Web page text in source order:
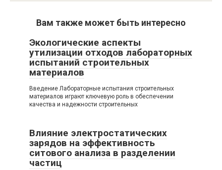
Вам также может быть интересно
Экологические аспекты
утилизации отходов лабораторных
испытаний строительных
материалов
Введение Лабораторные испытания строительных
материалов играют ключевую роль в обеспечении
качества и надежности строительных
Влияние электростатических
зарядов на эффективность
ситового анализа в разделении
частиц